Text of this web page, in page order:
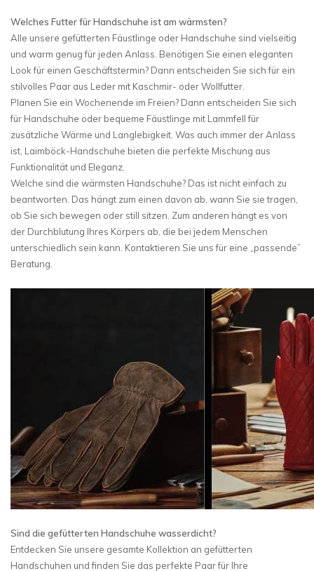
Welches Futter für Handschuhe ist am wärmsten?
Alle unsere gefütterten Fäustlinge oder Handschuhe sind vielseitig
und warm genug für jeden Anlass. Benötigen Sie einen eleganten
Look für einen Geschäftstermin? Dann entscheiden Sie sich für ein
stilvolles Paar aus Leder mit Kaschmir- oder Wollfutter.
Planen Sie ein Wochenende im Freien? Dann entscheiden Sie sich
für Handschuhe oder bequeme Fäustlinge mit Lammfell für
zusätzliche Wärme und Langlebigkeit. Was auch immer der Anlass
ist, Laimböck-Handschuhe bieten die perfekte Mischung aus
Funktionalität und Eleganz.
Welche sind die wärmsten Handschuhe? Das ist nicht einfach zu
beantworten. Das hängt zum einen davon ab, wann Sie sie tragen,
ob Sie sich bewegen oder still sitzen. Zum anderen hängt es von
der Durchblutung Ihres Körpers ab, die bei jedem Menschen
unterschiedlich sein kann. Kontaktieren Sie uns für eine „passende”
Beratung.
Sind die gefütterten Handschuhe wasserdicht?
Entdecken Sie unsere gesamte Kollektion an gefütterten
Handschuhen und finden Sie das perfekte Paar für Ihre